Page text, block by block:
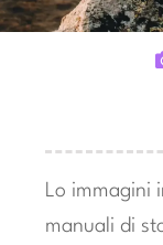
Lo immagini
manuali di